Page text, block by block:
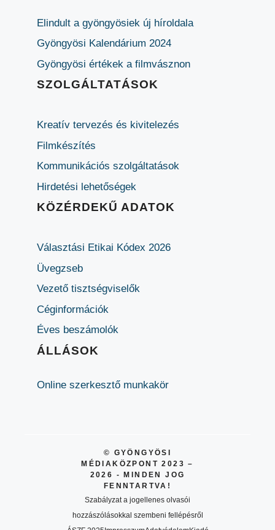
Elindult a gyöngyösiek új híroldala
Gyöngyösi Kalendárium 2024
Gyöngyösi értékek a filmvásznon
SZOLGÁLTATÁSOK
Kreatív tervezés és kivitelezés
Filmkészítés
Kommunikációs szolgáltatások
Hirdetési lehetőségek
KÖZÉRDEKŰ ADATOK
Választási Etikai Kódex 2026
Üvegzseb
Vezető tisztségviselők
Céginformációk
Éves beszámolók
ÁLLÁSOK
Online szerkesztő munkakör
© GYÖNGYÖSI
MÉDIAKÖZPONT 2023 –
2026 - MINDEN JOG
FENNTARTVA!
Szabályzat a jogellenes olvasói
hozzászólásokkal szembeni fellépésről